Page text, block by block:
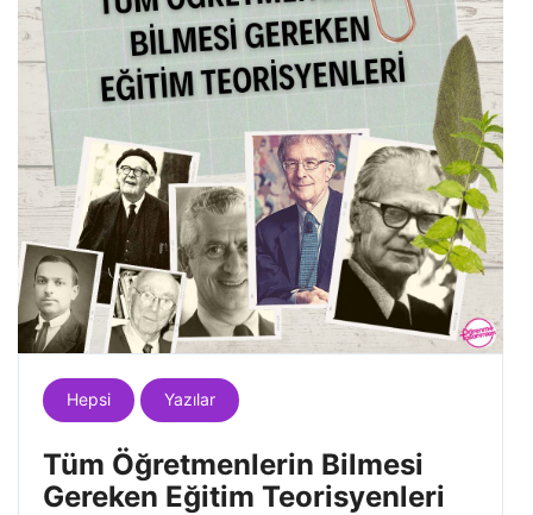
Hepsi Yazılar
Tüm Öğretmenlerin Bilmesi
Gereken Eğitim Teorisyenleri